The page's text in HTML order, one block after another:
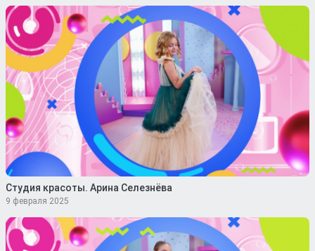
Студия красоты. Арина Селезнёва
9 февраля 2025